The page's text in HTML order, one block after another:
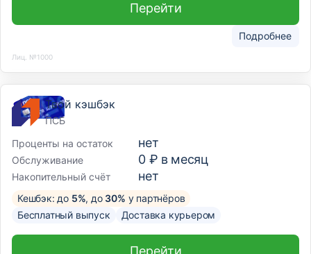
Подробнее
Перейти
Лиц. №1000
Твой кэшбэк
ПСБ
Проценты на остаток
нет
Обслуживание 0 ₽ в месяц
Накопительный счёт нет
Кешбэк: до 5%, до 30% у партнёров
Бесплатный выпуск
Доставка курьером
Перейти